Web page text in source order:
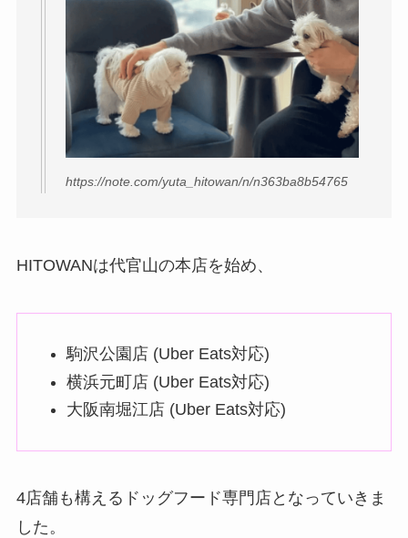
https://note.com/yuta_hitowan/n/n363ba8b54765
HITOWANは代官山の本店を始め、
駒沢公園店 (Uber Eats対応)
横浜元町店 (Uber Eats対応)
大阪南堀江店 (Uber Eats対応)
4店舗も構えるドッグフード専門店となっていきま
した。